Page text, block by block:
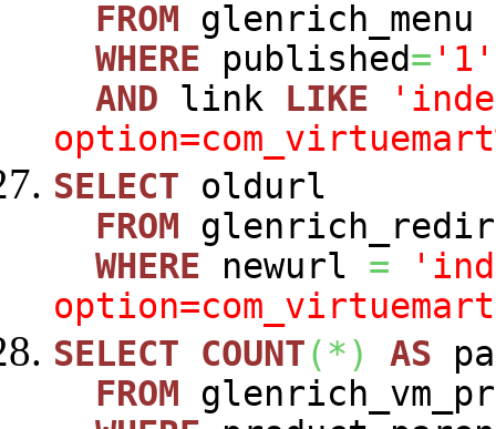
FROM glenrich_menu
WHERE published= '1'
AND link LIKE
SELECT oldurl
FROM
WHERE newurl =
SELECT
COUNT(*) AS
FROM